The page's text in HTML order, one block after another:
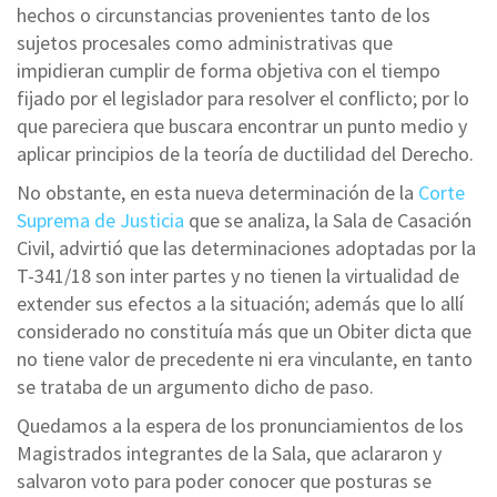
hechos o circunstancias provenientes tanto de los
sujetos procesales como administrativas que
impidieran cumplir de forma objetiva con el tiempo
fijado por el legislador para resolver el conflicto; por lo
que pareciera que buscara encontrar un punto medio y
aplicar principios de la teoría de ductilidad del Derecho.
No obstante, en esta nueva determinación de la Corte
Suprema de Justicia que se analiza, la Sala de Casación
Civil, advirtió que las determinaciones adoptadas por la
T-341/18 son inter partes y no tienen la virtualidad de
extender sus efectos a la situación; además que lo allí
considerado no constituía más que un Obiter dicta que
no tiene valor de precedente ni era vinculante, en tanto
se trataba de un argumento dicho de paso.
Quedamos a la espera de los pronunciamientos de los
Magistrados integrantes de la Sala, que aclararon y
salvaron voto para poder conocer que posturas se